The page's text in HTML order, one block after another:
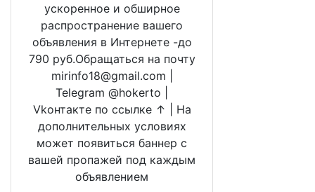
ускоренное и обширное
распространение вашего
объявления в Интернете -до
790 руб.Обращаться на почту
mirinfo18@gmail.com |
Telegram @hokerto |
Vkонтакте по ссылке ↑ | На
дополнительных условиях
может появиться баннер с
вашей пропажей под каждым
объявлением